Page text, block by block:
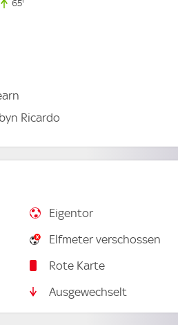
65'
Ricardo
Eigentor
Elfmeter verschossen
Rote Karte
Ausgewechselt